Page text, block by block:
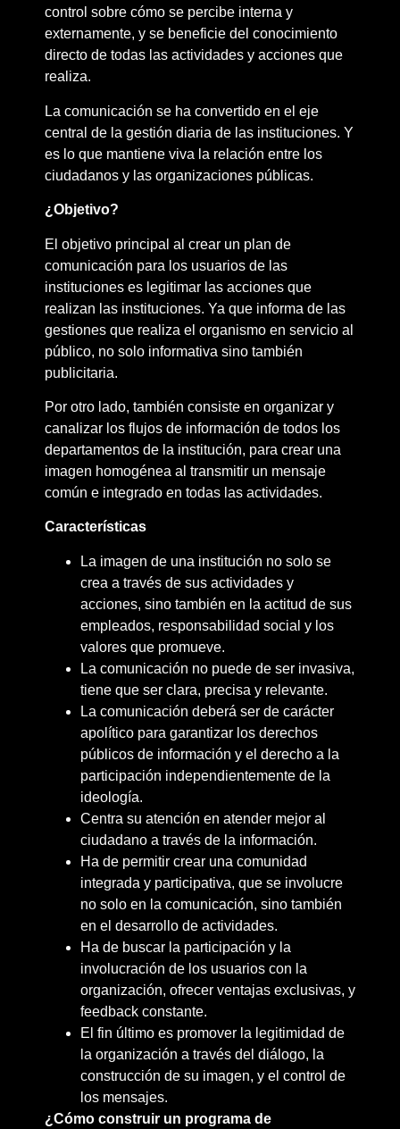
control sobre cómo se percibe interna y
externamente, y se beneficie del conocimiento
directo de todas las actividades y acciones que
realiza.
La comunicación se ha convertido en el eje
central de la gestión diaria de las instituciones. Y
es lo que mantiene viva la relación entre los
ciudadanos y las organizaciones públicas.
¿Objetivo?
El objetivo principal al crear un plan de
comunicación para los usuarios de las
instituciones es legitimar las acciones que
realizan las instituciones. Ya que informa de las
gestiones que realiza el organismo en servicio al
público, no solo informativa sino también
publicitaria.
Por otro lado, también consiste en organizar y
canalizar los flujos de información de todos los
departamentos de la institución, para crear una
imagen homogénea al transmitir un mensaje
común e integrado en todas las actividades.
Características
La imagen de una institución no solo se
crea a través de sus actividades y
acciones, sino también en la actitud de sus
empleados, responsabilidad social y los
valores que promueve.
La comunicación no puede de ser invasiva,
tiene que ser clara, precisa y relevante.
La comunicación deberá ser de carácter
apolítico para garantizar los derechos
públicos de información y el derecho a la
participación independientemente de la
ideología.
Centra su atención en atender mejor al
ciudadano a través de la información.
Ha de permitir crear una comunidad
integrada y participativa, que se involucre
no solo en la comunicación, sino también
en el desarrollo de actividades.
Ha de buscar la participación y la
involucración de los usuarios con la
organización, ofrecer ventajas exclusivas, y
feedback constante.
El fin último es promover la legitimidad de
la organización a través del diálogo, la
construcción de su imagen, y el control de
los mensajes.
¿Cómo construir un programa de